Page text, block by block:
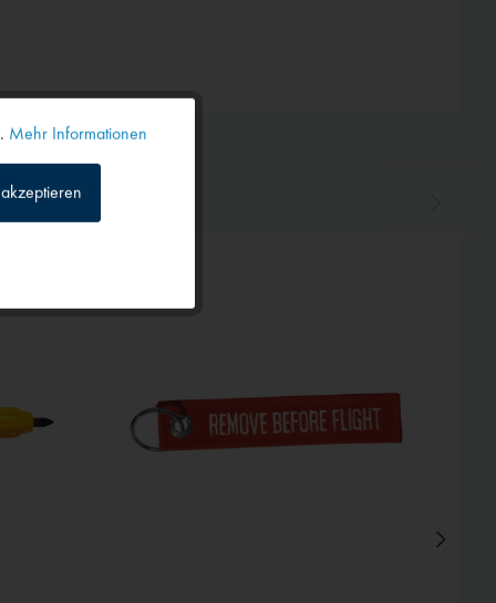
Inaktiv
Inaktiv
Mehr Informationen